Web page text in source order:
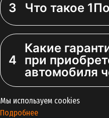
3 Что такое
4
Какие
при
автомобиля
Мы используем cookies
Подробнее